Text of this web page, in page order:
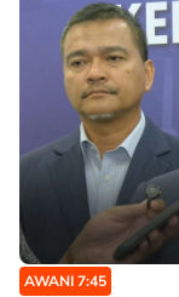
AWANI 7:45